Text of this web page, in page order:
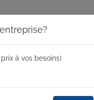
Mini Spin
à vos besoins)